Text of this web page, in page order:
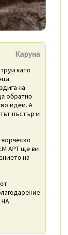
Каруна
като
на
обратно
идеи. А
пъстър и
АРТ ще ви
на
НА